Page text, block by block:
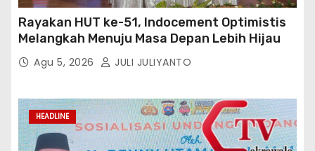
Rayakan HUT ke-51, Indocement Optimistis
Melangkah Menuju Masa Depan Lebih Hijau
Agu 5, 2026 JULI JULIYANTO
HEADLINE